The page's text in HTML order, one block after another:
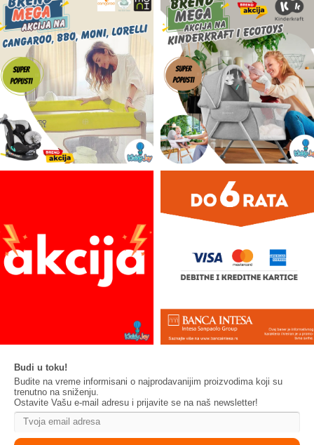
Budi u toku!
Budite na vreme informisani o najprodavanijim proizvodima koji su
trenutno na sniženju.
Ostavite Vašu e-mail adresu i prijavite se na naš newsletter!